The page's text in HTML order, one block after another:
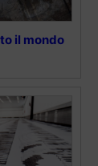
il mondo